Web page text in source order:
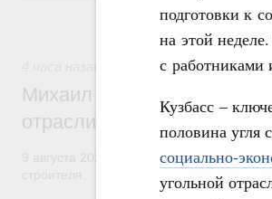
подготовки к
на этой
с работниками
Кузбасс –
половина угля
социально-
угольной
Регулирование в
Михаил Мишустин
отрасли с
9 августа 2026 года отмечается